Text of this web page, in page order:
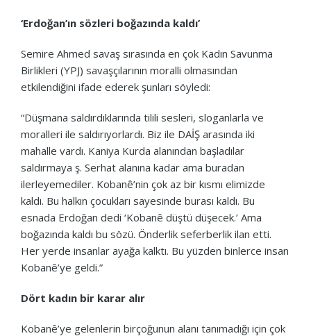
‘Erdoğan’ın sözleri boğazında kaldı’
Semire Ahmed savaş sırasında en çok Kadın Savunma
Birlikleri (YPJ) savaşçılarının moralli olmasından
etkilendiğini ifade ederek şunları söyledi:
“Düşmana saldırdıklarında tilili sesleri, sloganlarla ve
moralleri ile saldırıyorlardı. Biz ile DAİŞ arasında iki
mahalle vardı. Kaniya Kurda alanından başladılar
saldırmaya ş. Serhat alanına kadar ama buradan
ilerleyemediler. Kobanê’nin çok az bir kısmı elimizde
kaldı. Bu halkın çocukları sayesinde burası kaldı. Bu
esnada Erdoğan dedi ‘Kobanê düştü düşecek.’ Ama
boğazında kaldı bu sözü. Önderlik seferberlik ilan etti.
Her yerde insanlar ayağa kalktı. Bu yüzden binlerce insan
Kobanê’ye geldi.”
Dört kadın bir karar alır
Kobanê’ye gelenlerin birçoğunun alanı tanımadığı için çok